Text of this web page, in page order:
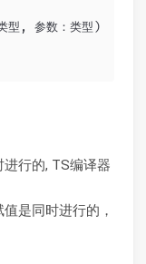
型, 参数：类型 )  ：类
行的, TS编译器
是同时进行的，